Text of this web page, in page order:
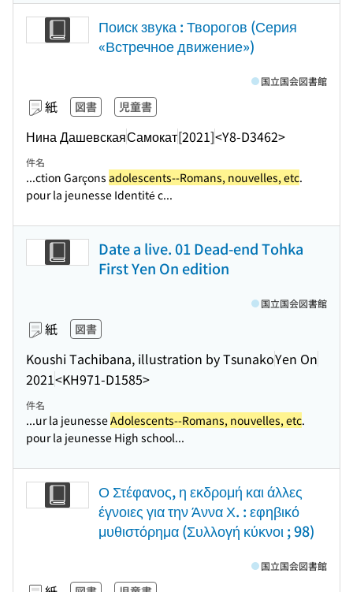
Поиск звука : Творогов (Серия
«Встречное движение»)
紙 図書 児童書
Нина ДашевскаяСамокат[2021]<Y8-D3462>
国立国会図書館
件名
...ction Garçons adolescents--Romans, nouvelles, etc.
pour la jeunesse Identité c...
Date a live. 01 Dead-end Tohka
First Yen On edition
紙 図書
Koushi Tachibana, illustration by TsunakoYen On
2021<KH971-D1585>
国立国会図書館
件名
...ur la jeunesseAdolescents--Romans, nouvelles, etc.
pour la jeunesse High school...
Ο Στέφανος, η εκδρομή και άλλες
έγνοιες για την Άννα Χ. : εφηβικό
μυθιστόρημα (Συλλογή κύκνοι ; 98)
国立国会図書館